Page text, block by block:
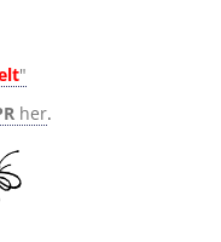
"
her.